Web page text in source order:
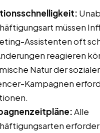
müssen
Assistenten oft
reagieren
Natur der
Kampagnen
Alle